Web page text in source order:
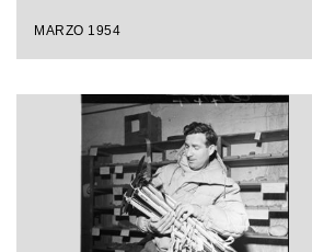
magazzino dove è
l'equipaggiamento per la
spedizione sul K2
MARZO 1954